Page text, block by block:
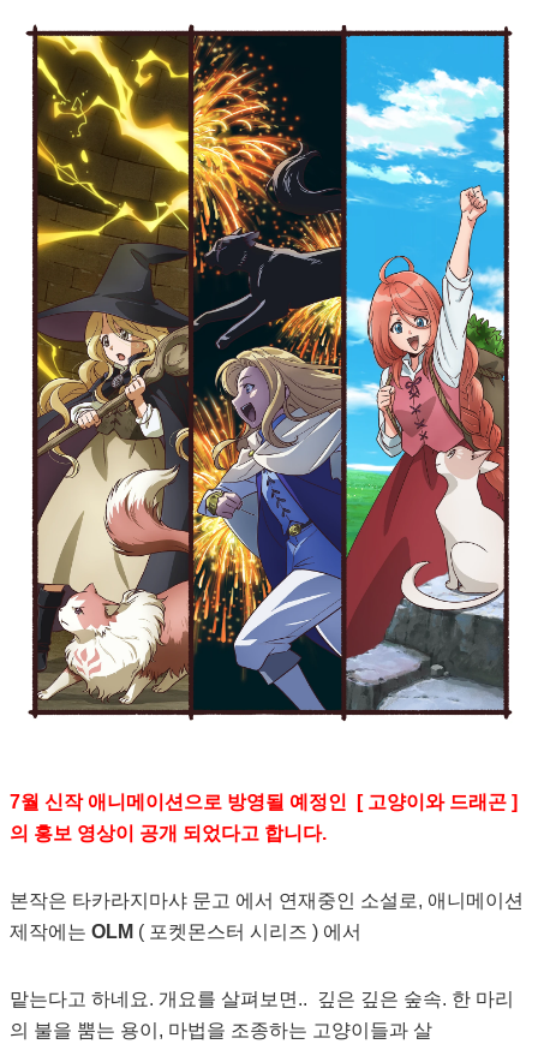
7월 신작 애니메이션으로 방영될 예정인 [ 고양이와 드래곤 ]
의 홍보 영상이 공개 되었다고 합니다.
본작은 타카라지마샤 문고 에서 연재중인 소설로, 애니메이션
제작에는 OLM ( 포켓몬스터 시리즈 ) 에서
맡는다고 하네요. 개요를 살펴보면.. 깊은 깊은 숲속. 한 마리
의 불을 뿜는 용이, 마법을 조종하는 고양이들과 살